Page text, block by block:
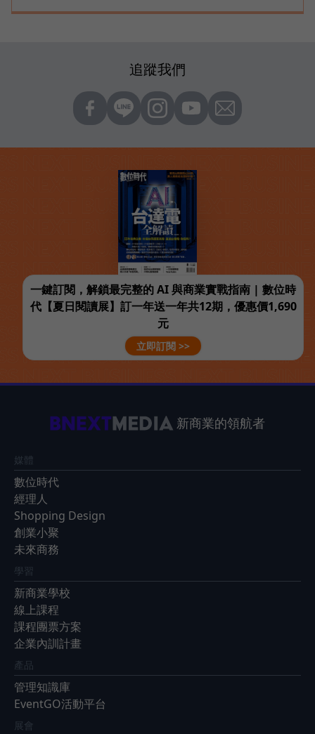
追蹤我們
一鍵訂閱，解鎖最完整的 AI 與商業實戰指南 | 數位時
代【夏日閱讀展】訂一年送一年共12期，優惠價1,690
元
立即訂閱 >>
新商業的領航者
媒體
數位時代
經理人
Shopping Design
創業小聚
未來商務
學習
新商業學校
線上課程
課程團票方案
企業內訓計畫
產品
管理知識庫
EventGO活動平台
展會